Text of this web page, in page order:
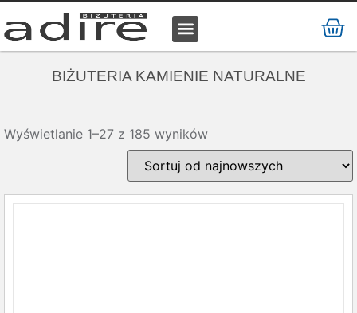
BIŻUTERIA KAMIENIE NATURALNE
Wyświetlanie 1–27 z 185 wyników